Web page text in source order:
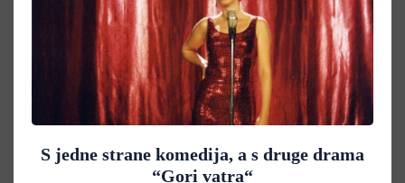
S jedne strane komedija, a s druge drama
“Gori vatra“